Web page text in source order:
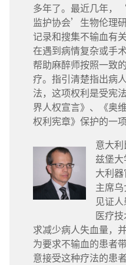
多年了。最近几年，
监护协会’生物伦理
记录和搜集不输血有
在遇到病情复杂或手
帮助麻醉师按照一致
疗。指引清楚指出病
法，这项权利是受宪
界人权宣言》、《奥
权利宪章》保护的一
意大
兹堡
大利
主席
见证
医疗
求减少病人失血量，
为要求不输血的患者
意接受这种疗法的患